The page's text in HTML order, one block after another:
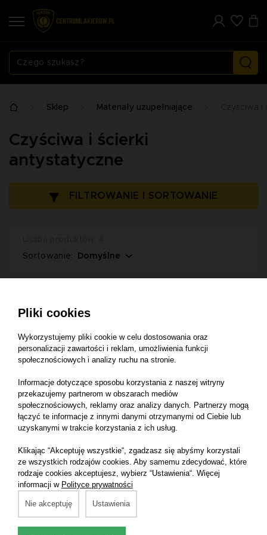
Sklep Materiały uzupełniające
Czyściwa i ścierki
antystatyczne
FILTROWANIE I SORTOWANIE
Sortowanie: Domyślne
Novol RĘCZNIK
PAPIEROWY
DWUWARSTWOWY -
papierowy
dwuwarstwowy
Novol Ściereczka
pyłochłonna
antystatyczna - -
pyłochłonna
antystatyczna
Pliki cookies
Wykorzystujemy pliki cookie w celu dostosowania oraz
personalizacji zawartości i reklam, umożliwienia funkcji
społecznościowych i analizy ruchu na stronie.
Informacje dotyczące sposobu korzystania z naszej witryny
przekazujemy partnerom w obszarach mediów
społecznościowych, reklamy oraz analizy danych. Partnerzy mogą
łączyć te informacje z innymi danymi otrzymanymi od Ciebie lub
uzyskanymi w trakcie korzystania z ich usług.
Klikając “Akceptuję wszystkie“, zgadzasz się abyśmy korzystali
ze wszystkich rodzajów cookies. Aby samemu zdecydować, które
rodzaje cookies akceptujesz, wybierz “Ustawienia“. Więcej
informacji w Polityce prywatności
Nie akceptuję Ustawienia